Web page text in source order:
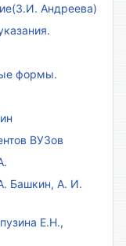
Андреева)
формы.
ВУЗов
Башкин, А. И.
Е.Н.,